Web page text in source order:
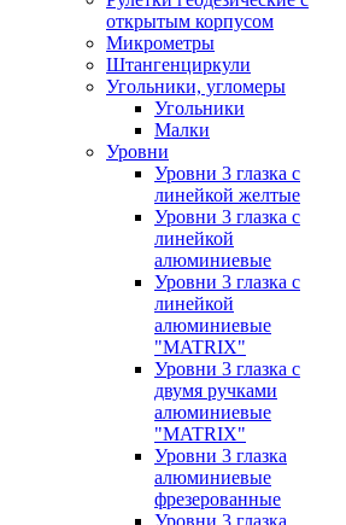
открытым корпусом
Микрометры
Штангенциркули
Угольники, угломеры
Угольники
Малки
Уровни
Уровни 3 глазка с
линейкой желтые
Уровни 3 глазка с
линейкой
алюминиевые
Уровни 3 глазка с
линейкой
алюминиевые
"MATRIX"
Уровни 3 глазка с
двумя ручками
алюминиевые
"MATRIX"
Уровни 3 глазка
алюминиевые
фрезерованные
Уровни 3 глазка